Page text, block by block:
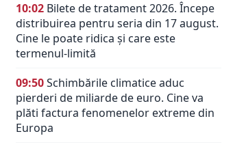
10:02 Bilete de tratament 2026. Începe
distribuirea pentru seria din 17 august.
Cine le poate ridica și care este
termenul-limită
09:50Schimbările climatice aduc
pierderi de miliarde de euro. Cine va
plăti factura fenomenelor extreme din
Europa